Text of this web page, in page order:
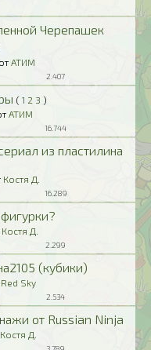
Черепашек
от АТИМ
2.407
( 1 2 3 )
АТИМ
16.744
из пластилина
Костя Д.
16.289
Костя Д.
2.299
(кубики)
Red Sky
2.534
от Russian Ninja
Костя Д.